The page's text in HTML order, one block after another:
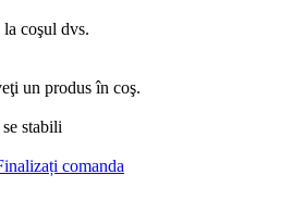
la coşul dvs.
un produs în coş.
stabili
comanda